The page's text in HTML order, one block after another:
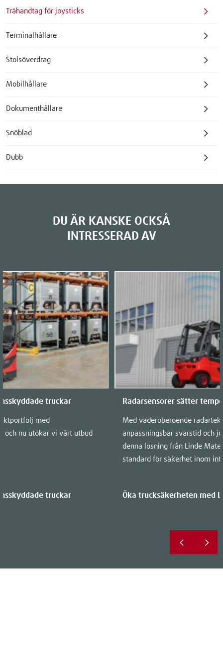
Trähandtag för joysticks
Terminalhållare
Stolsöverdrag
Mobilhållare
Dokumenthållare
Snöblad
Dubb
DU ÄR KANSKE OCKSÅ
INTRESSERAD AV
truckar
med
och nu utökar vi vårt utbud
truckar
Radarsensorer sätter
Med väderoberoende
anpassningsbar svarstid och
denna lösning från Linde
standard för säkerhet inom
Öka trucksäkerheten med